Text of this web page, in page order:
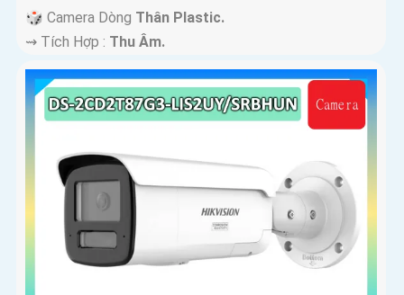
🎲 Camera Dòng Thân Plastic.
️⇝ Tích Hợp : Thu Âm.